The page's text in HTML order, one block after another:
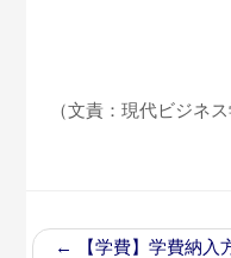
（文責：現代ビジネ
←
【学費】学費納入